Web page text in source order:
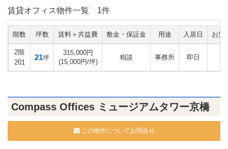
賃貸オフィス物件一覧 1件
階数 坪数 賃料＋共益費 敷金・保証金 用途 入居日 お気
2階
201
21坪
315,000円
(15,000円/坪)
相談 事務所 即日
Compass Offices ミュージアムタワー京橋
この物件についてお問合せ